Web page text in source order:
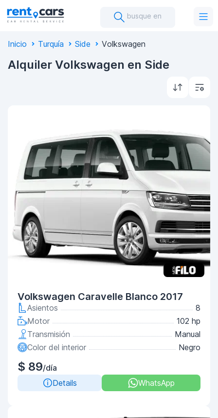
busque en
Inicio Turquía Side Volkswagen
Alquiler Volkswagen en Side
Volkswagen Caravelle Blanco 2017
Asientos
8
Motor
102 hp
Transmisión
Manual
Color del interior
Negro
$ 89/día
Details
WhatsApp